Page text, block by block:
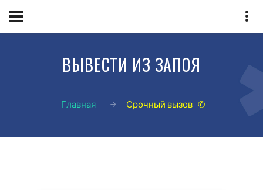
ВЫВЕСТИ ИЗ ЗАПОЯ
Главная Срочный вызов ✆